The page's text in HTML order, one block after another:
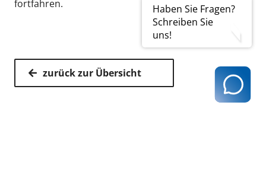
Haben Sie Fragen?
Schreiben Sie
uns!
fortfahren.
zurück zur Übersicht